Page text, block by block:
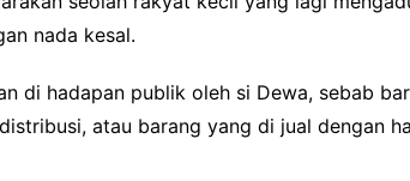
nada kesal.
di hadapan publik oleh si Dewa, sebab
atau barang yang di jual dengan